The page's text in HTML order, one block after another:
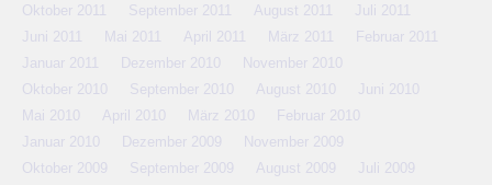
Oktober 2011
September 2011 August 2011
Juli 2011
Juni 2011
Mai 2011 April 2011 März 2011
Februar 2011
Januar 2011
Dezember 2010
November 2010
Oktober 2010
September 2010 August 2010
Juni 2010
Mai 2010
April 2010 März 2010
Februar 2010
Januar 2010
Dezember 2009
November 2009
Oktober 2009
September 2009 August 2009 Juli 2009